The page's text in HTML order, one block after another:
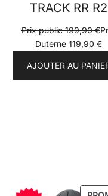
TRACK RR R2
Prix public199,90€
Duterne 119,90 €
AJOUTER AU